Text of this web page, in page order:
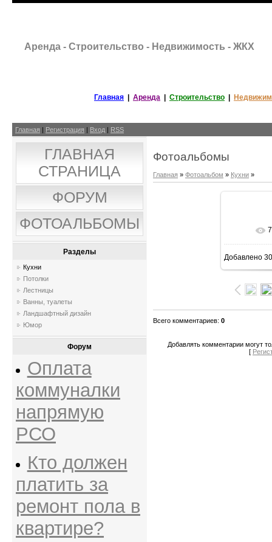
Аренда - Строительство - Недвижимость - ЖКХ
Главная Аренда Строительство
Главная Регистрация Вход RSS
ГЛАВНАЯ
СТРАНИЦА
ФОРУМ
ФОТОАЛЬБОМЫ
Разделы
Кухни
Потолки
Лестницы
Ванны, туалеты
Ландшафтный дизайн
Юмор
Форум
Оплата
коммуналки
напрямую
РСО
Кто должен
платить за
ремонт пола в
квартире?
Фотоальбомы
Главная » Фотоальбом » Кухни »
В
Добавлено
Всего комментариев: 0
Добавлять комментарии могут
[